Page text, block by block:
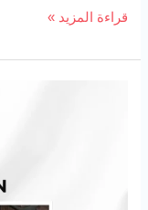
قراءة المزيد »